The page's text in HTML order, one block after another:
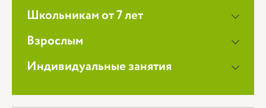
Школьникам от 7 лет
Взрослым
Индивидуальные занятия